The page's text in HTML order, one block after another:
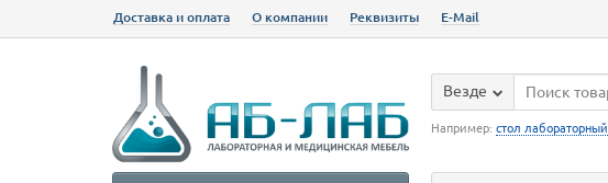
Доставка и оплата О компании Реквизиты E-Mail
Везде
Например: стол лабораторный